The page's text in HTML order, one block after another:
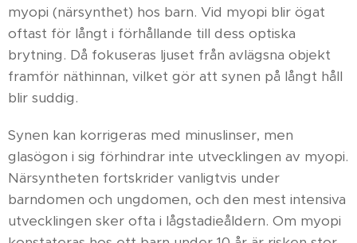
myopi (närsynthet) hos barn. Vid myopi blir ögat
oftast för långt i förhållande till dess optiska
brytning. Då fokuseras ljuset från avlägsna objekt
framför näthinnan, vilket gör att synen på långt håll
blir suddig.
Synen kan korrigeras med minuslinser, men
glasögon i sig förhindrar inte utvecklingen av myopi.
Närsyntheten fortskrider vanligtvis under
barndomen och ungdomen, och den mest intensiva
utvecklingen sker ofta i lågstadieåldern. Om myopi